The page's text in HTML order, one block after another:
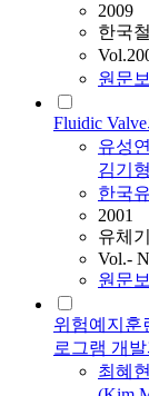
2009
한국
원문보
Fluidic
유성
김기
한국
2001
유체
Vol.-
원문보
위험예지훈
로그램 개
최혜